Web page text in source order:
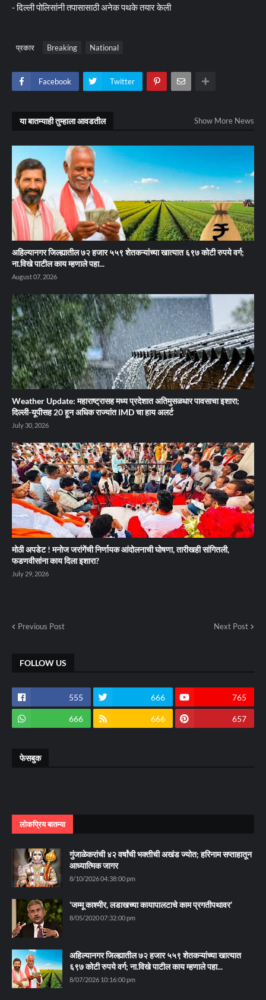
- दिल्ली पोलिसांनी तपासासाठी अनेक पथके तयार केली
प्रकार Breaking National
Facebook Twitter
या बातम्याही तुम्हाला आवडतील Show More News
अहिल्यानगर जिल्ह्यातील ७२ हजार ५५९ शेतकऱ्यांच्या खात्यात ६९७ कोटी रुपये वर्ग;
ना.विखे पाटील काय म्हणाले पहा...
August 07, 2026
Weather Update: महाराष्ट्रासह मध्य प्रदेशात अतिमुसळधार पावसाचा इशारा;
दिल्ली-यूपीसह 20 हून अधिक राज्यांत IMD चा हाय अलर्ट
July 30, 2026
मोठी अपडेट ! मनोज जरांगेंची निर्णायक आंदोलनाची घोषणा, तारीखही सांगितली,
फडणवीसांना काय दिला इशारा?
July 29, 2026
Previous Post Next Post
FOLLOW US
555 666 765
666 666 657
फेसबुक
लोकप्रिय बातम्या
गुंजाळेकरांची ४२ वर्षांची भक्तीची अखंड ज्योत; हरिनाम सप्ताहातून
आध्यात्मिक जागर
8/10/2026 04:38:00 pm
‘जम्मू काश्मीर, लडाखच्या कायापालटाचे काम प्रगतीपथावर’
8/05/2020 07:32:00 pm
अहिल्यानगर जिल्ह्यातील ७२ हजार ५५९ शेतकऱ्यांच्या खात्यात
६९७ कोटी रुपये वर्ग; ना.विखे पाटील काय म्हणाले पहा...
8/07/2026 10:16:00 pm